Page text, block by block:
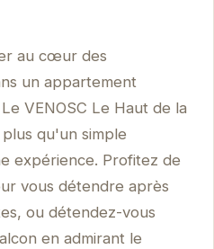
au cœur des
un appartement
VENOSC Le Haut de la
qu'un simple
expérience. Profitez de
vous détendre après
ou détendez-vous
en admirant le